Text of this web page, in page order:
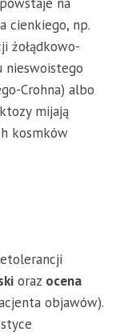
cienkiego, np.
żołądkowo-
nieswoistego
Crohna) albo
mijają
kosmków
oraz ocena
objawów).